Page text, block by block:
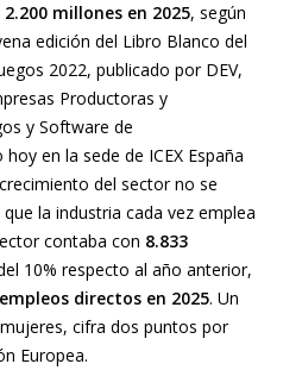
millones en 2025, según
edición del Libro Blanco del
2022, publicado por DEV,
Productoras y
y Software de
en la sede de ICEX España
del sector no se
la industria cada vez emplea
contaba con 8.833
10% respecto al año anterior,
directos en 2025. Un
cifra dos puntos por
Europea.